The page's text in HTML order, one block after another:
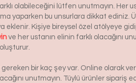
olabileceğini lütfen unutmayın. Her
yaparken bu unsurlara dikkat ediniz.
Kişiye bireysel özel atölyeye
ve her ustanın elinin farklı olacağını
gereken bir kaç şey var. Online olarak
unutmayın. Tüylü ürünler sipariş